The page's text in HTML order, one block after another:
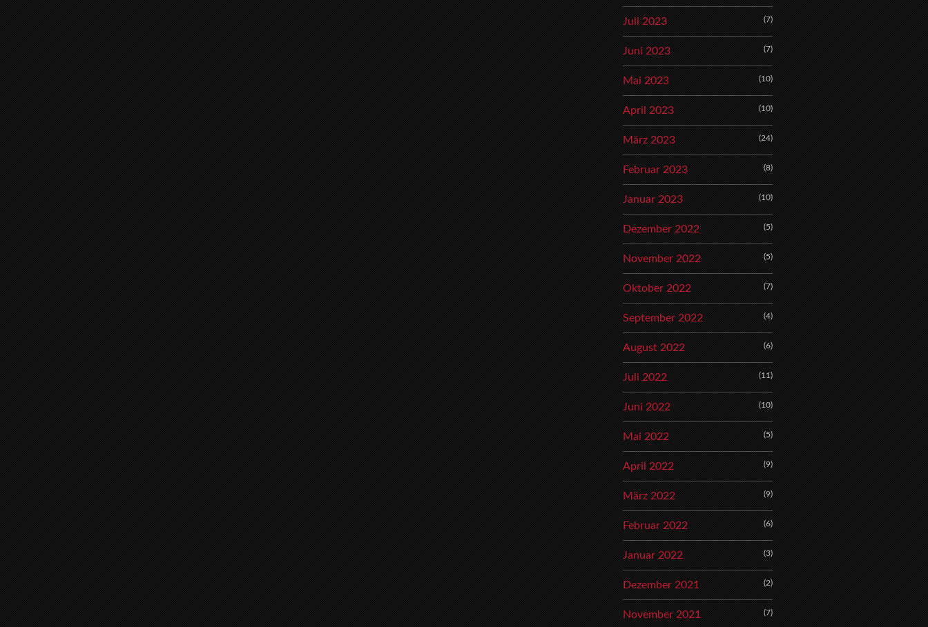
Juli 2023 (7)
Juni 2023 (7)
Mai 2023 (10)
April 2023 (10)
März 2023 (24)
Februar 2023 (8)
Januar 2023 (10)
Dezember 2022 (5)
November 2022 (5)
Oktober 2022 (7)
September 2022 (4)
August 2022 (6)
Juli 2022 (11)
Juni 2022 (10)
Mai 2022 (5)
April 2022 (9)
März 2022 (9)
Februar 2022 (6)
Januar 2022 (3)
Dezember 2021 (2)
November 2021 (7)